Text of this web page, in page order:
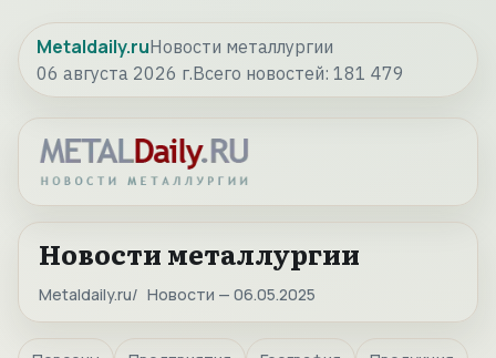
Metaldaily.ruНовости металлургии
06 августа 2026 г.Всего новостей: 181 479
Новости металлургии
Metaldaily.ru Новости — 06.05.2025